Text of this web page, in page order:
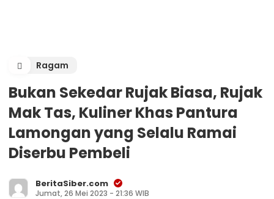
Ragam
Bukan Sekedar Rujak Biasa, Rujak
Mak Tas, Kuliner Khas Pantura
Lamongan yang Selalu Ramai
Diserbu Pembeli
BeritaSiber.com
Jumat, 26 Mei 2023 - 21:36 WIB